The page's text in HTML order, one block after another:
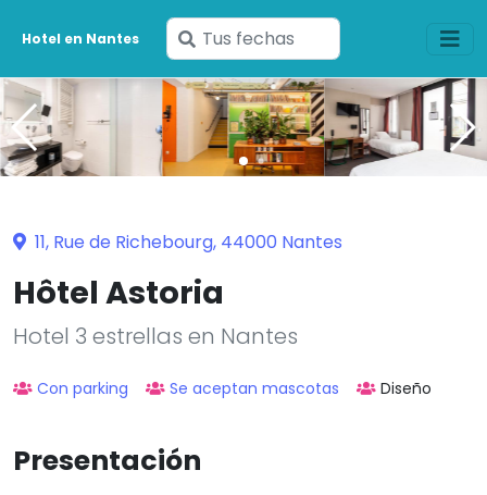
Hotel en Nantes
Ingresa
tus
fechas
11, Rue de Richebourg, 44000 Nantes
Hôtel Astoria
Hotel 3 estrellas en Nantes
Con parking Se aceptan mascotas Diseño
Presentación